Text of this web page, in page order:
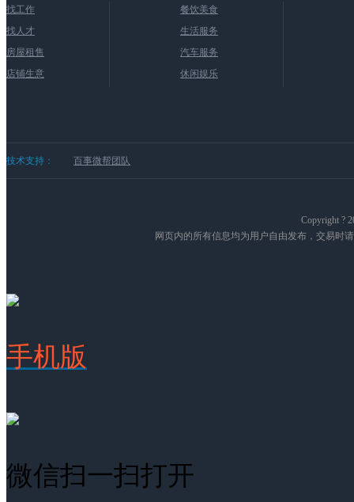
找工作
找人才
房屋租售
店铺生意
餐饮美食
生活服务
汽车服务
休闲娱乐
技术支持： 百事微帮团队
Copyright ?
网页内的所有信息均为用户自由发布，交易时
手机版
微信扫一扫打开